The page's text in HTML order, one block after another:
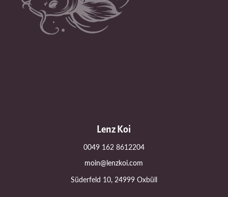
Lenz Koi
0049 162 8612204
moin@lenzkoi.com
Süderfeld 10, 24999 Oxbüll